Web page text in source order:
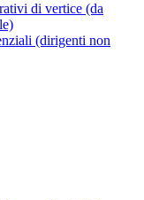
di vertice (da
(dirigenti non